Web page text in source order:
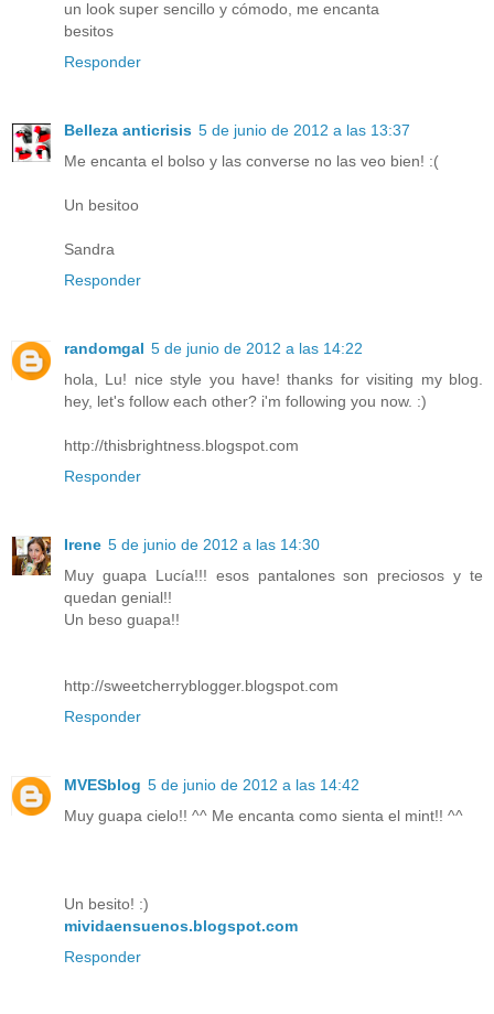
un look super sencillo y cómodo, me encanta
besitos
Responder
Belleza anticrisis 5 de junio de 2012 a las 13:37
Me encanta el bolso y las converse no las veo bien! :(
Un besitoo
Sandra
Responder
randomgal 5 de junio de 2012 a las 14:22
hola, Lu! nice style you have! thanks for visiting my blog.
hey, let's follow each other? i'm following you now. :)
http://thisbrightness.blogspot.com
Responder
Irene 5 de junio de 2012 a las 14:30
Muy guapa Lucía!!! esos pantalones son preciosos y te
quedan genial!!
Un beso guapa!!
http://sweetcherryblogger.blogspot.com
Responder
MVESblog 5 de junio de 2012 a las 14:42
Muy guapa cielo!! ^^ Me encanta como sienta el mint!! ^^
Un besito! :)
mividaensuenos.blogspot.com
Responder